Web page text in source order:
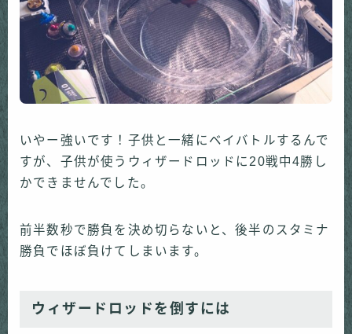
いやー強いです！子供と一緒にベイバトルするんで
すが、子供が使うウィザードロッドに20戦中4勝し
かできませんでした。
前半数秒で勝負を決め切らないと、後半のスタミナ
勝負でほぼ負けてしまいます。
ウィザードロッドを倒すには